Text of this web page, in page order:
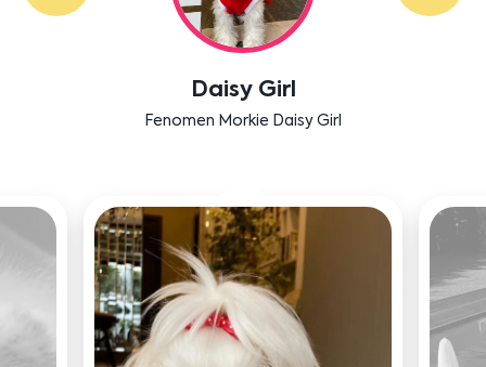
Daisy Girl
Fenomen Morkie Daisy Girl